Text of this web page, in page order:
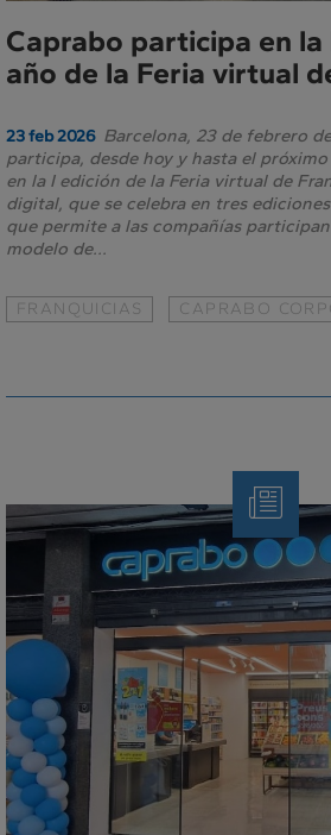
Caprabo participa en la
año de la Feria virtual
23 feb 2026 Barcelona, 23 de febrero
participa, desde hoy y hasta el
en la I edición de la Feria virtual de
digital, que se celebra en tres
que permite a las compañías
modelo de...
FRANQUICIAS CAPRABO
Nota
de